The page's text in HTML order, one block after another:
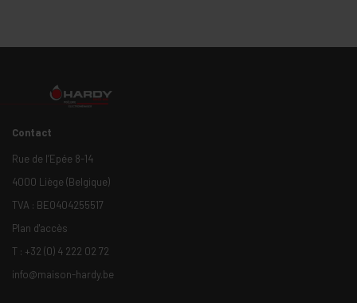
Contact
Rue de l’Epée 8-14
4000 Liège (Belgique)
TVA : BE0404255517
Plan d'accès
T : +32 (0) 4 222 02 72
info@maison-hardy.be